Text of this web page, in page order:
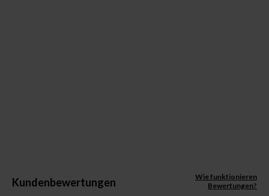
Kundenbewertungen
Wie funktionieren
Bewertungen?